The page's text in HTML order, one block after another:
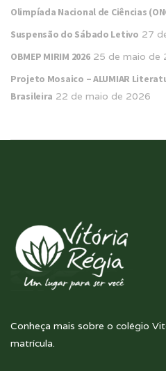
Olimpíada Nacional de Ciências
Suspensão do Sábado Letivo 27
OBMEP MIRIM 2026 25 de maio de
Projeto Mosaico – ALUMIAR
Brasileira 22 de maio de 2026
Conheça mais sobre o colégio
matrícula.